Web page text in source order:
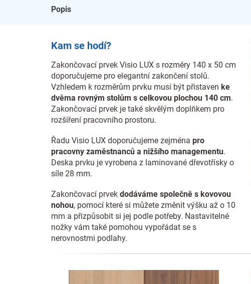
Popis
Kam se hodí?
Zakončovací prvek Visio LUX s rozměry 140 x 50 cm
doporučujeme pro elegantní zakončení stolů.
Vzhledem k rozměrům prvku musí být přistaven ke
dvěma rovným stolům s celkovou plochou 140 cm.
Zakončovací prvek je také skvělým doplňkem pro
rozšíření pracovního prostoru.
Řadu Visio LUX doporučujeme zejména pro
pracovny zaměstnanců a nižšího managementu.
Deska prvku je vyrobena z laminované dřevotřísky o
síle 28 mm.
Zakončovací prvek dodáváme společně s kovovou
nohou, pomocí které si můžete změnit výšku až o 10
mm a přizpůsobit si jej podle potřeby. Nastavitelné
nožky vám také pomohou vypořádat se s
nerovnostmi podlahy.